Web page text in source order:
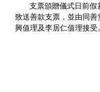
支票頒贈儀式日前
致送善款支票，並由同
興值理及李居仁值理接受。